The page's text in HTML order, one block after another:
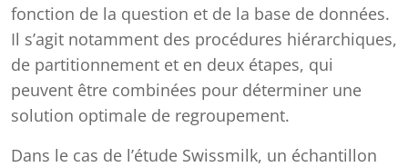
fonction de la question et de la base de données.
Il s’agit notamment des procédures hiérarchiques,
de partitionnement et en deux étapes, qui
peuvent être combinées pour déterminer une
solution optimale de regroupement.
Dans le cas de l’étude Swissmilk, un échantillon